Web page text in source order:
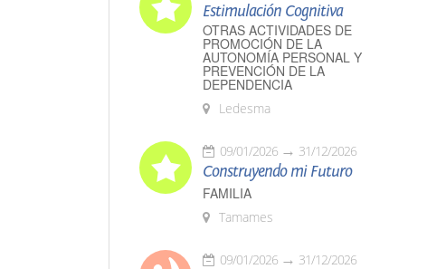
Estimulación Cognitiva
OTRAS ACTIVIDADES DE
PROMOCIÓN DE LA
AUTONOMÍA PERSONAL Y
PREVENCIÓN DE LA
DEPENDENCIA
Ledesma
09/01/2026 31/12/2026
Construyendo mi Futuro
FAMILIA
Tamames
09/01/2026 31/12/2026